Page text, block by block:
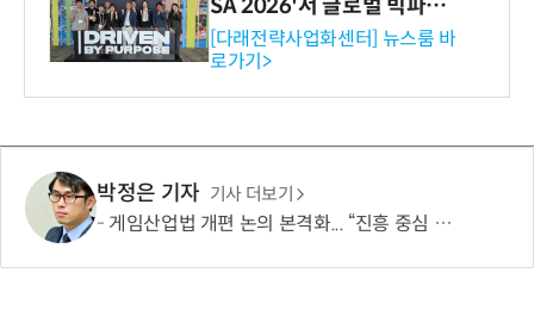
SA 2026'서 글로벌 빅파마
와의 비즈니스 미팅 지원…K
-바이오 해외 진출 교두보 확
보
[다래전략사업화센터] 뉴스룸 바
로가기>
박정은 기자 기사 더보기
게임산업법 개편 논의 본격화... “진흥 중심 전환 속 세부 보완 필요”